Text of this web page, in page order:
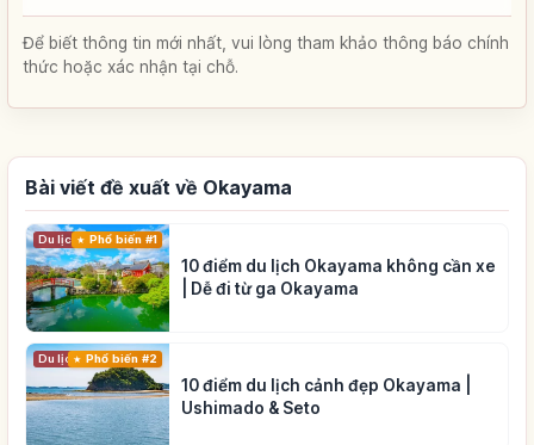
Để biết thông tin mới nhất, vui lòng tham khảo thông báo chính
thức hoặc xác nhận tại chỗ.
Bài viết đề xuất về Okayama
Du lịch Phổ biến #1
10 điểm du lịch Okayama không cần xe
| Dễ đi từ ga Okayama
Du lịch Phổ biến #2
10 điểm du lịch cảnh đẹp Okayama |
Ushimado & Seto